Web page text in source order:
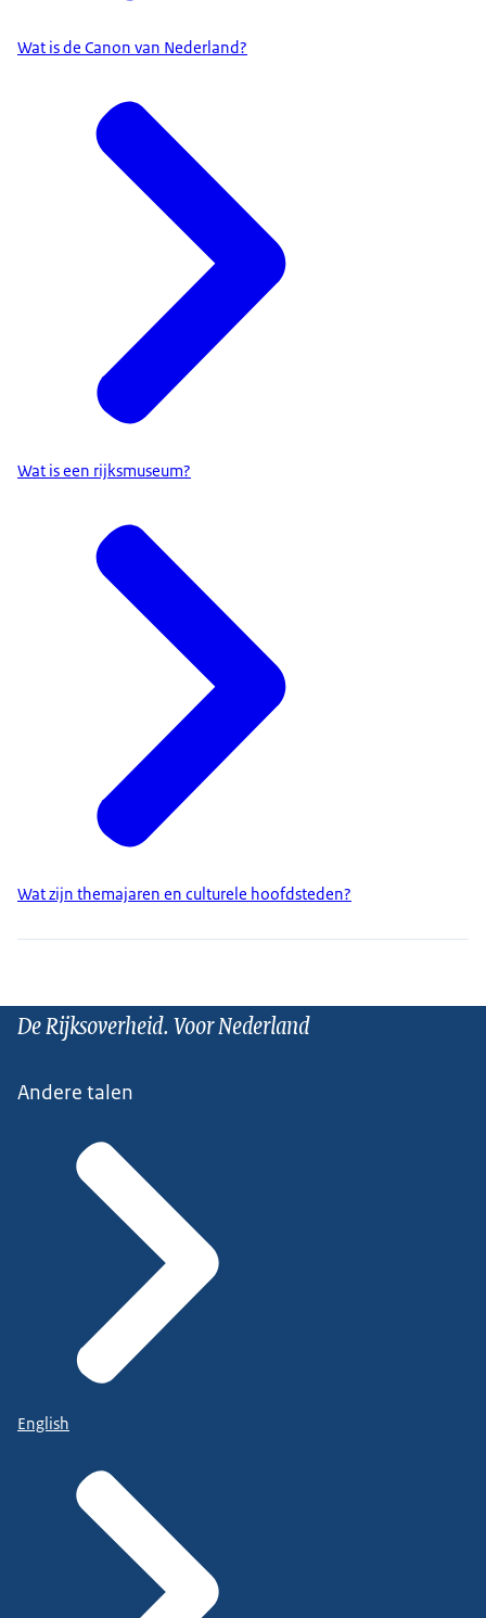
Wat is de Canon van Nederland?
Wat is een rijksmuseum?
Wat zijn themajaren en culturele hoofdsteden?
De Rijksoverheid. Voor Nederland
Andere talen
English